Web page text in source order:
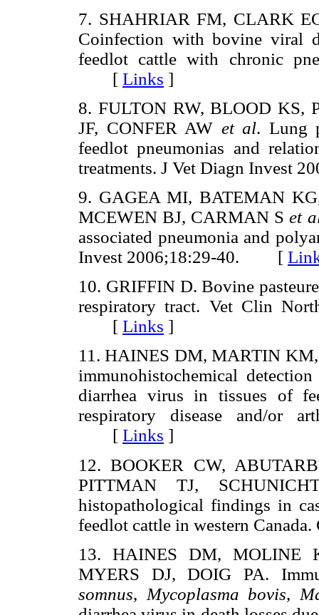
7. SHAHRIAR FM, CLARK
Coinfection with bovine viral
feedlot cattle with chronic
[ Links ]
8. FULTON RW, BLOOD KS,
JF, CONFER AW et al. Lung
feedlot pneumonias and
treatments. J Vet Diagn
9. GAGEA MI, BATEMAN
MCEWEN BJ, CARMAN Set
associated pneumonia and
Invest 2006;18:29-40. [
10. GRIFFIN D. Bovine
respiratory tract. Vet Clin
[ Links ]
11. HAINES DM, MARTIN
immunohistochemical
diarrhea virus in tissues of
respiratory disease and/or
[ Links ]
12. BOOKER CW,
PITTMAN TJ,
histopathological findings in
feedlot cattle in western
13. HAINES DM, MOLINE
MYERS DJ, DOIG PA.
somnus, Mycoplasma bovis,